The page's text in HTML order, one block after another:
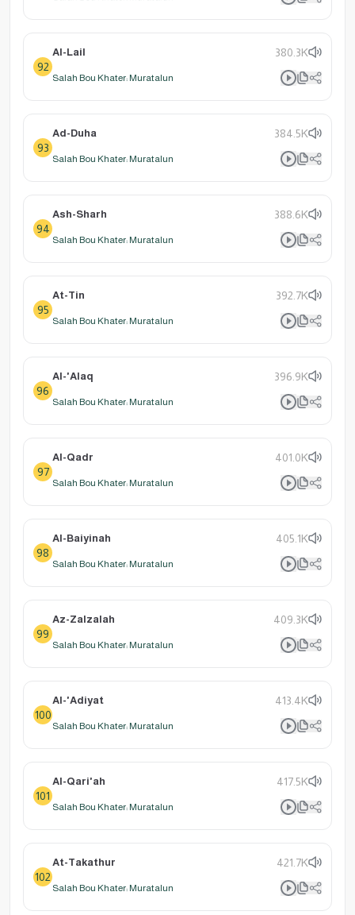
92
Al-Lail 380.3K
Salah Bou Khater: Muratalun
93
Ad-Duha 384.5K
Salah Bou Khater: Muratalun
94
Ash-Sharh 388.6K
Salah Bou Khater: Muratalun
95
At-Tin 392.7K
Salah Bou Khater: Muratalun
96
Al-'Alaq 396.9K
Salah Bou Khater: Muratalun
97
Al-Qadr 401.0K
Salah Bou Khater: Muratalun
98
Al-Baiyinah 405.1K
Salah Bou Khater: Muratalun
99
Az-Zalzalah 409.3K
Salah Bou Khater: Muratalun
100
Al-'Adiyat 413.4K
Salah Bou Khater: Muratalun
101
Al-Qari'ah 417.5K
Salah Bou Khater: Muratalun
102
At-Takathur 421.7K
Salah Bou Khater: Muratalun